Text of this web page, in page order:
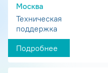
Москва
Техническая
поддержка
Подробнее